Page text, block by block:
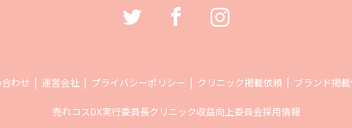
わせ 運営会社 プライバシーポリシー クリニック掲載依頼 ブランド掲
売れコスDX実行委員長クリニック収益向上委員会採用情報